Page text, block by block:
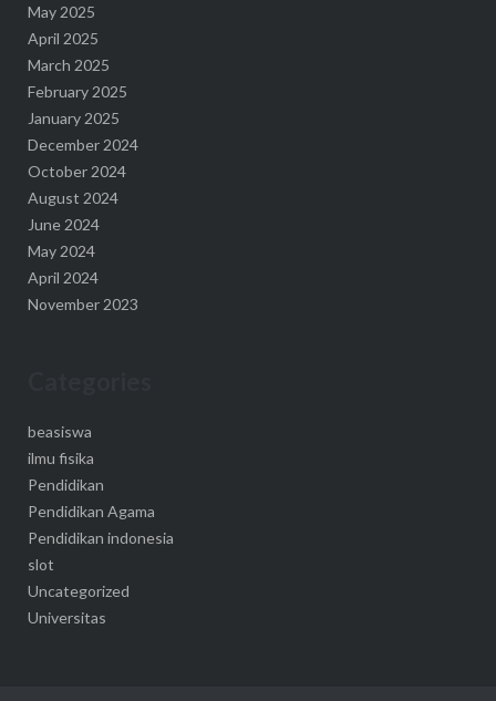
May 2025
April 2025
March 2025
February 2025
January 2025
December 2024
October 2024
August 2024
June 2024
May 2024
April 2024
November 2023
beasiswa
ilmu fisika
Pendidikan
Pendidikan Agama
Pendidikan indonesia
slot
Uncategorized
Universitas